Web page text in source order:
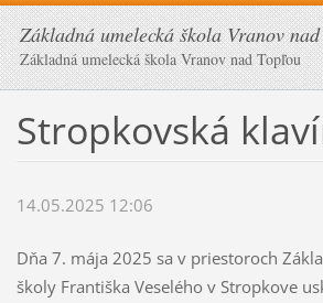
Základná umelecká škola Vranov
Základná umelecká škola Vranov nad Topľou
Stropkovská
14.05.2025 12:06
Dňa 7. mája 2025 sa v priestoroch
školy Františka Veselého v Stropkove